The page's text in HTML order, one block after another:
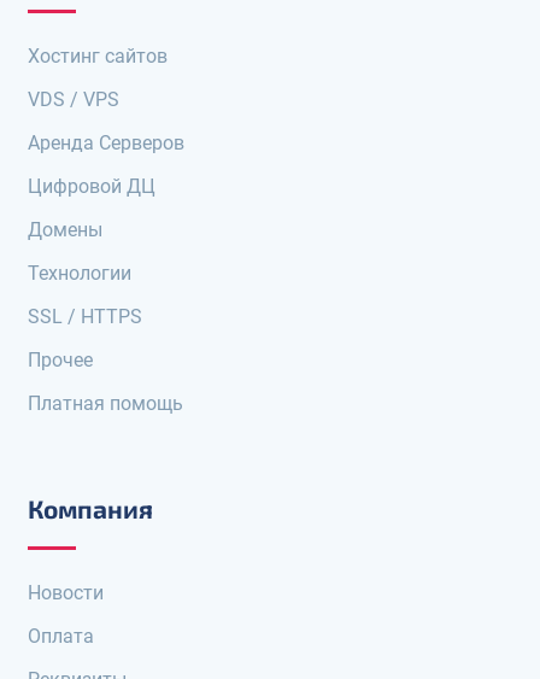
Хостинг сайтов
VDS / VPS
Аренда Серверов
Цифровой ДЦ
Домены
Технологии
SSL / HTTPS
Прочее
Платная помощь
Компания
Новости
Оплата